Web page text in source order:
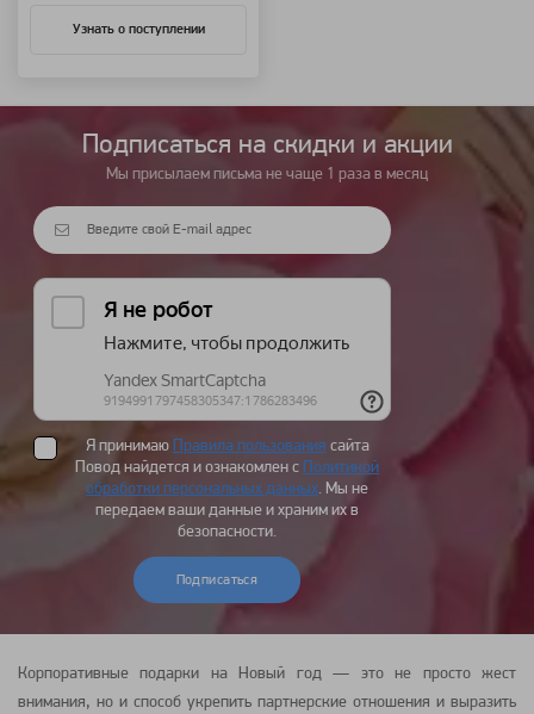
Узнать о поступлении
Подписаться на cкидки и акции
Мы присылаем письма не чаще 1 раза в месяц
Я принимаю Правила пользования сайта
Повод найдется и ознакомлен с Политикой
обработки персональных данных. Мы не
передаем ваши данные и храним их в
безопасности.
Подписаться
Корпоративные подарки на Новый год — это не просто жест
внимания, но и способ укрепить партнерские отношения и выразить